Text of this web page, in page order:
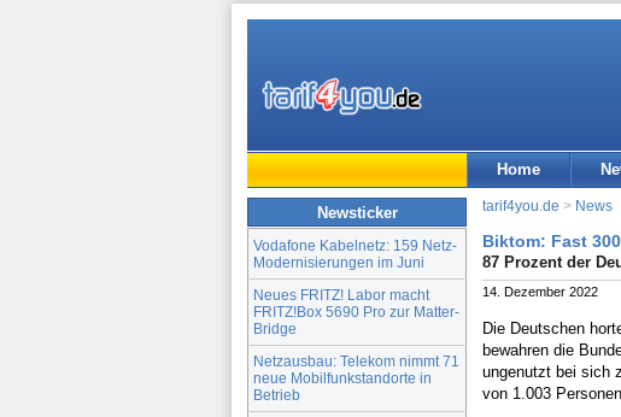
Home
Newsticker
Vodafone Kabelnetz: 159 Netz-
Modernisierungen im Juni
Neues FRITZ! Labor macht
FRITZ!Box 5690 Pro zur Matter-
Bridge
Netzausbau: Telekom nimmt 71
neue Mobilfunkstandorte in
Betrieb
tarif4you.de > News
Biktom: Fast
87 Prozent der
14. Dezember 2022
Die Deutschen
bewahren die
ungenutzt bei sich
von 1.003